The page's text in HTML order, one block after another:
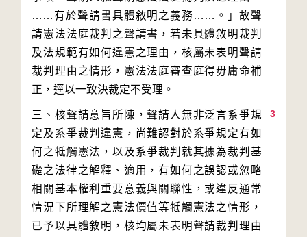
……有於聲請書具體敘明之義務……。」故聲
請憲法法庭裁判之聲請書，若未具體敘明裁判
及法規範有如何違憲之理由，核屬未表明聲請
裁判理由之情形，憲法法庭審查庭得毋庸命補
3
三、核聲請意旨所陳，聲請人無非泛言系爭規
定及系爭裁判違憲，尚難認對於系爭規定有如
何之牴觸憲法，以及系爭裁判就其據為裁判基
礎之法律之解釋、適用，有如何之誤認或忽略
相關基本權利重要意義與關聯性，或違反通常
情況下所理解之憲法價值等牴觸憲法之情形，
已予以具體敘明，核均屬未表明聲請裁判理由